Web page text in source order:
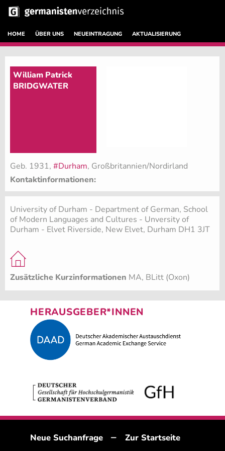
HOME ÜBER UNS NEUEINTRAGUNG AKTUALISIERUNG
William Patrick
BRIDGWATER
Geb. 1931, #Durham, Großbritannien/Nordirland
Kontaktinformationen:
University of Durham - Department of German, School
of Modern Languages and Cultures - Unversity of
Durham - Elvet Riverside, New Elvet, Durham DH1 3JT
Zusätzliche Kurzinformationen MA, BLitt (Oxon)
HERAUSGEBER*INNEN
Neue Suchanfrage – Zur Startseite